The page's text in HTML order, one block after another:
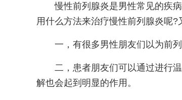
慢性前列腺炎是男性常见的疾
用什么方法来治疗慢性前列腺炎呢
一，有很多男性朋友们以为前
二，患者朋友们可以通过进行
解也会起到明显的作用。